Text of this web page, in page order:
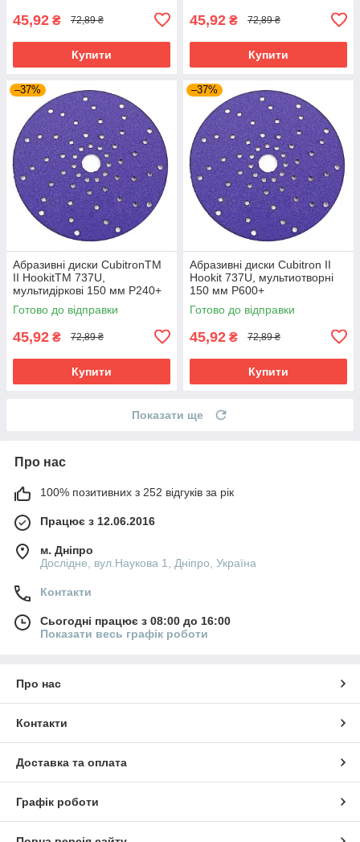
45,92 ₴ 72,89 ₴
Купити
45,92 ₴ 72,89 ₴
Купити
–37%
Абразивні диски CubitronTM
II HookitTM 737U,
мультидіркові 150 мм P240+
Готово до відправки
45,92 ₴ 72,89 ₴
Купити
–37%
Абразивні диски Cubitron II
Hookit 737U, мультиотворні
150 мм P600+
Готово до відправки
45,92 ₴ 72,89 ₴
Купити
Показати ще
Про нас
100% позитивних з 252 відгуків за рік
Працює з 12.06.2016
м. Дніпро
Дослідне, вул.Наукова 1, Дніпро, Україна
Контакти
Сьогодні працює з 08:00 до 16:00
Показати весь графік роботи
Про нас
Контакти
Доставка та оплата
Графік роботи